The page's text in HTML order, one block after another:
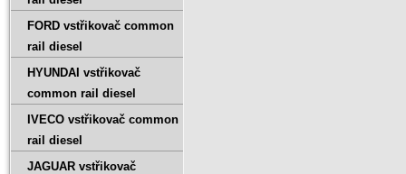
FORD vstřikovač common
rail diesel
HYUNDAI vstřikovač
common rail diesel
IVECO vstřikovač common
rail diesel
JAGUAR vstřikovač